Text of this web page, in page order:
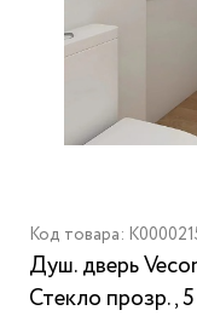
Код товара:
Душ. дверь
Стекло прозр.,